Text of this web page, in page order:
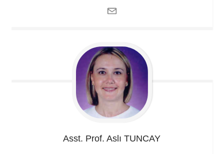
Asst. Prof. Aslı TUNCAY